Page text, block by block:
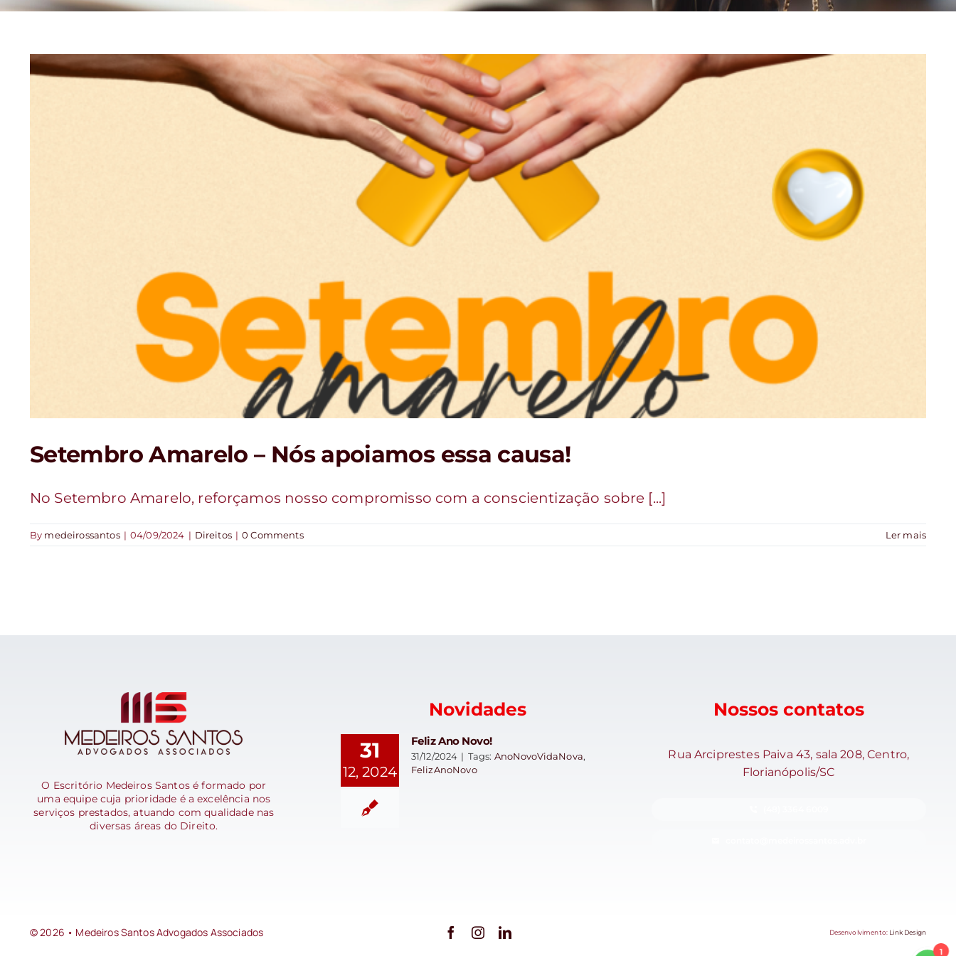
Setembro Amarelo – Nós apoiamos essa causa!
No Setembro Amarelo, reforçamos nosso compromisso com a conscientização sobre [...]
By medeirossantos | 04/09/2024 | Direitos | 0 Comments Ler mais
O Escritório Medeiros Santos é formado por
uma equipe cuja prioridade é a excelência nos
serviços prestados, atuando com qualidade nas
diversas áreas do Direito.
Novidades
31
12, 2024
Feliz Ano Novo!
31/12/2024 | Tags: AnoNovoVidaNova,
FelizAnoNovo
Nossos contatos
Rua Arciprestes Paiva 43, sala 208, Centro,
Florianópolis/SC
© 2026 • Medeiros Santos Advogados Associados Desenvolvimento: Link Design
1